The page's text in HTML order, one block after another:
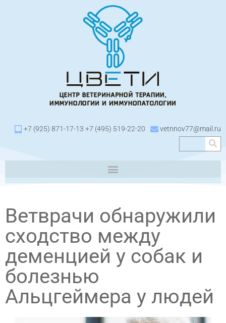
+7 (925) 871-17-13 +7 (495) 519-22-20 vetnnov77@mail.ru
Ветврачи обнаружили
сходство между
деменцией у собак и
болезнью
Альцгеймера у людей